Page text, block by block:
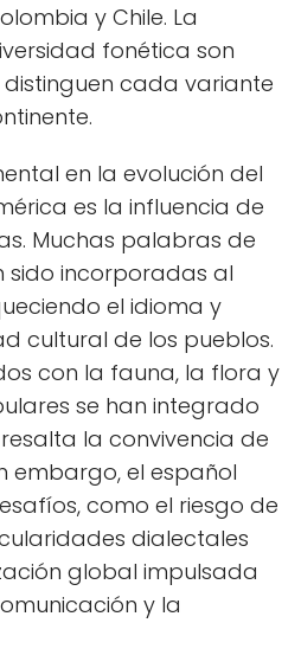
y Chile. La
fonética son
cada variante
en la evolución del
es la influencia de
Muchas palabras de
sido incorporadas al
el idioma y
cultural de los pueblos.
con la fauna, la flora y
se han integrado
la convivencia de
embargo, el español
como el riesgo de
dialectales
global impulsada
y la